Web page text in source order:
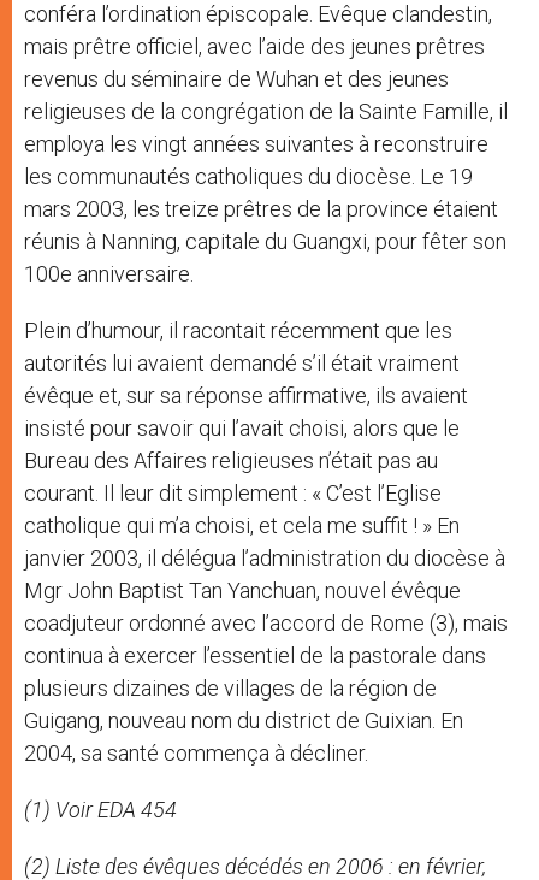
conféra l’ordination épiscopale. Evêque clandestin,
mais prêtre officiel, avec l’aide des jeunes prêtres
revenus du séminaire de Wuhan et des jeunes
religieuses de la congrégation de la Sainte Famille, il
employa les vingt années suivantes à reconstruire
les communautés catholiques du diocèse. Le 19
mars 2003, les treize prêtres de la province étaient
réunis à Nanning, capitale du Guangxi, pour fêter son
100e anniversaire.
Plein d’humour, il racontait récemment que les
autorités lui avaient demandé s’il était vraiment
évêque et, sur sa réponse affirmative, ils avaient
insisté pour savoir qui l’avait choisi, alors que le
Bureau des Affaires religieuses n’était pas au
courant. Il leur dit simplement : « C’est l’Eglise
catholique qui m’a choisi, et cela me suffit ! » En
janvier 2003, il délégua l’administration du diocèse à
Mgr John Baptist Tan Yanchuan, nouvel évêque
coadjuteur ordonné avec l’accord de Rome (3), mais
continua à exercer l’essentiel de la pastorale dans
plusieurs dizaines de villages de la région de
Guigang, nouveau nom du district de Guixian. En
2004, sa santé commença à décliner.
(1) Voir EDA 454
(2) Liste des évêques décédés en 2006 : en février,